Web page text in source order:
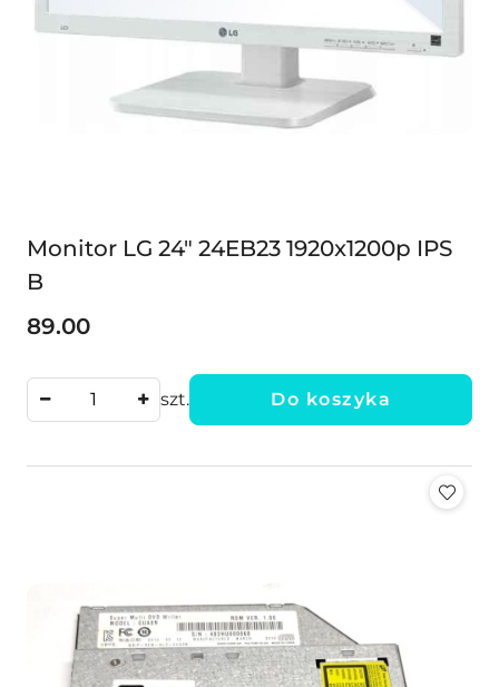
Monitor LG 24" 24EB23 1920x1200p IPS
B
Cena:
89.00
szt. Do koszyka